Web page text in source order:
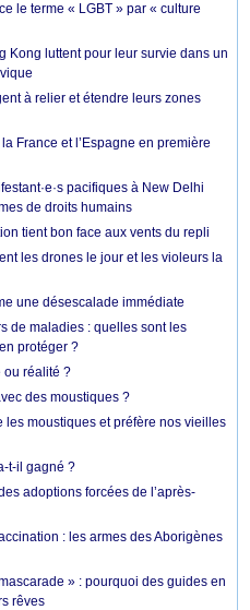
le terme « LGBT » par « culture
Kong luttent pour leur survie dans un
à relier et étendre leurs zones
France et l’Espagne en première
pacifiques à New Delhi
de droits humains
tient bon face aux vents du repli
les drones le jour et les violeurs la
une désescalade immédiate
de maladies : quelles sont les
protéger ?
ou réalité ?
des moustiques ?
moustiques et préfère nos vieilles
t-il gagné ?
adoptions forcées de l’après-
: les armes des Aborigènes
» : pourquoi des guides en
rêves